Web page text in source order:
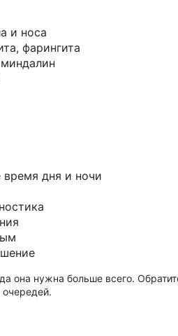
и носа
фарингита
дня и ночи
она нужна больше всего.
очередей.